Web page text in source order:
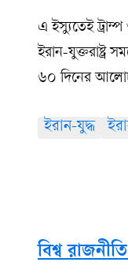
এ ইস্যুতেই ট্রাম্প
ইরান-যুক্তরাষ্ট্র
৬০ দিনের
ইরান-যুদ্ধ
বিশ্ব রাজনীতি